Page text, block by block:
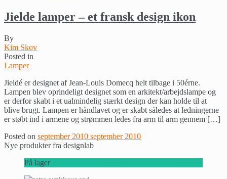
Jielde lamper – et fransk design ikon
By
Kim Skov
Posted in
Lamper
Jieldé er designet af Jean-Louis Domecq helt tilbage i 50érne.
Lampen blev oprindeligt designet som en arkitekt/arbejdslampe og
er derfor skabt i et ualmindelig stærkt design der kan holde til at
blive brugt. Lampen er håndlavet og er skabt således at ledningerne
er støbt ind i armene og strømmen ledes fra arm til arm gennem […]
Posted on september 2010 september 2010
Nye produkter fra designlab
På lager